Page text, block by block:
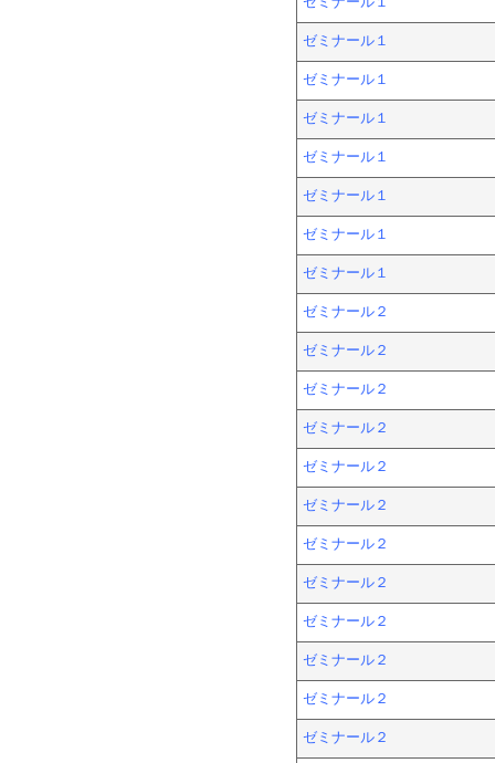
ゼミナール１
ゼミナール１
ゼミナール１
ゼミナール１
ゼミナール１
ゼミナール１
ゼミナール１
ゼミナール２
ゼミナール２
ゼミナール２
ゼミナール２
ゼミナール２
ゼミナール２
ゼミナール２
ゼミナール２
ゼミナール２
ゼミナール２
ゼミナール２
ゼミナール２